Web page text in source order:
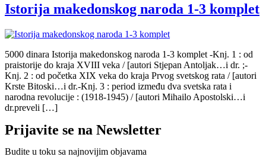
Istorija makedonskog naroda 1-3 komplet
5000 dinara Istorija makedonskog naroda 1-3 komplet -Knj. 1 : od
praistorije do kraja XVIII veka / [autori Stjepan Antoljak…i dr. ;-
Knj. 2 : od početka XIX veka do kraja Prvog svetskog rata / [autori
Krste Bitoski…i dr.-Knj. 3 : period između dva svetska rata i
narodna revolucije : (1918-1945) / [autori Mihailo Apostolski…i
dr.preveli […]
Prijavite se na Newsletter
Budite u toku sa najnovijim objavama